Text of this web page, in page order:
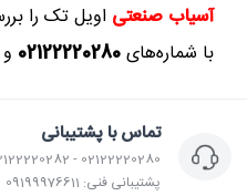
آسیاب صنعتی اویل تک را
با شماره‌های02122220280 و
تماس با پشتیبانی
02122220280 - 02122220282 - 09101790036 - 09199975511
پشتیبانی فنی: 09199976611